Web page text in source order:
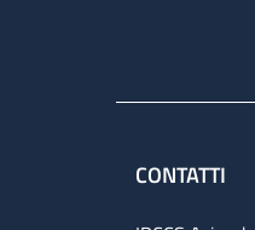
CONTATTI